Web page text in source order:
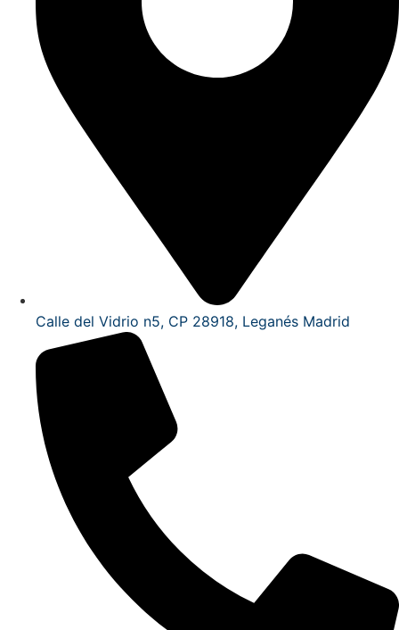
Calle del Vidrio n5, CP 28918, Leganés Madrid